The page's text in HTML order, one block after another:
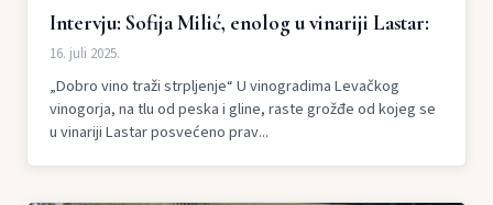
Intervju: Sofija Milić, enolog u vinariji Lastar:
16. juli 2025.
„Dobro vino traži strpljenje“ U vinogradima Levačkog
vinogorja, na tlu od peska i gline, raste grožđe od kojeg se
u vinariji Lastar posvećeno prav...